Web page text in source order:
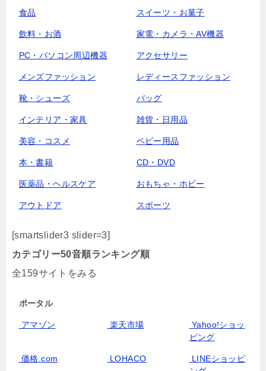
食品 スイーツ・お菓子
飲料・お酒 家電・カメラ・AV機器
PC・パソコン周辺機器 アクセサリー
メンズファッション レディースファッション
靴・シューズ バッグ
インテリア・家具 雑貨・日用品
美容・コスメ ベビー用品
本・書籍 CD・DVD
医薬品・ヘルスケア おもちゃ・ホビー
アウトドア スポーツ
[smartslider3 slider=3]
カテゴリー50音順ランキング順
全159サイトをみる
ポータル
アマゾン 楽天市場
Yahoo!ショッ
ピング
価格.com LOHACO
LINEショッピ